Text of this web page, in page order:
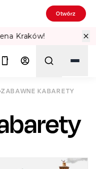
Otwórz
Teatralne Lato w PKiN!
ZABAWNE KABARETY